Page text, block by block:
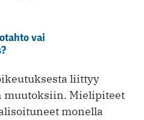
vai
liittyy
muutoksiin. Mielipiteet
monella